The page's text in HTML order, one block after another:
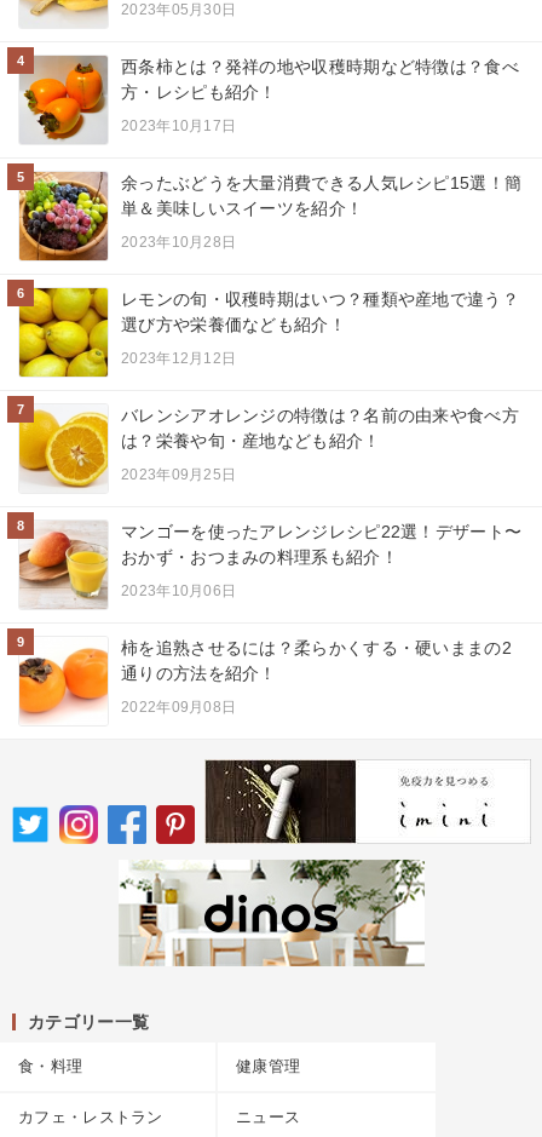
2023年05月30日
4
西条柿とは？発祥の地や収穫時期など特徴は？食べ
方・レシピも紹介！
2023年10月17日
5
余ったぶどうを大量消費できる人気レシピ15選！簡
単＆美味しいスイーツを紹介！
2023年10月28日
6
レモンの旬・収穫時期はいつ？種類や産地で違う？
選び方や栄養価なども紹介！
2023年12月12日
7
バレンシアオレンジの特徴は？名前の由来や食べ方
は？栄養や旬・産地なども紹介！
2023年09月25日
8
マンゴーを使ったアレンジレシピ22選！デザート〜
おかず・おつまみの料理系も紹介！
2023年10月06日
9
柿を追熟させるには？柔らかくする・硬いままの2
通りの方法を紹介！
2022年09月08日
カテゴリー一覧
食・料理 健康管理
カフェ・レストラン ニュース